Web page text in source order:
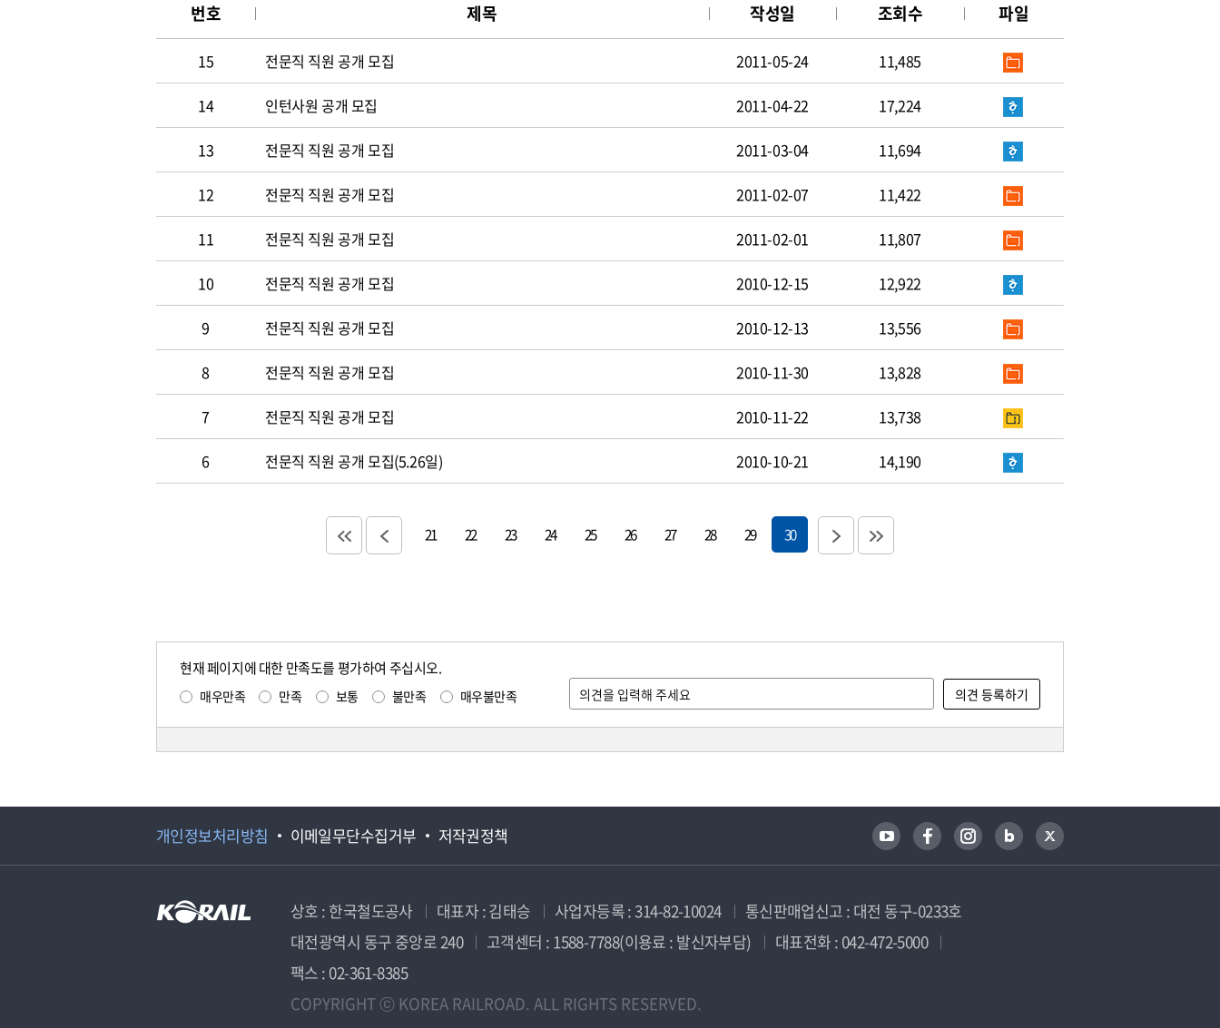
번호 제목 작성일 조회수 파일
15 전문직 직원 공개 모집 2011-05-24 11,485
14 인턴사원 공개 모집 2011-04-22 17,224
13 전문직 직원 공개 모집 2011-03-04 11,694
12 전문직 직원 공개 모집 2011-02-07 11,422
11 전문직 직원 공개 모집 2011-02-01 11,807
10 전문직 직원 공개 모집 2010-12-15 12,922
9 전문직 직원 공개 모집 2010-12-13 13,556
8 전문직 직원 공개 모집 2010-11-30 13,828
7 전문직 직원 공개 모집 2010-11-22 13,738
6 전문직 직원 공개 모집(5.26일) 2010-10-21 14,190
21 22 23 24 25 26 27 28 29 30
현재 페이지에 대한 만족도를 평가하여 주십시오.
매우만족 만족 보통 불만족 매우불만족
개인정보처리방침 이메일무단수집거부 저작권정책
상호 : 한국철도공사 대표자 : 김태승 사업자등록 : 314-82-10024
통신판매업신고 : 대전 동구-0233호
대전광역시 동구 중앙로 240
고객센터 : 1588-7788(이용료 : 발신자부담)
대표전화 : 042-472-5000
팩스 : 02-361-8385
COPYRIGHT ⓒ KOREA RAILROAD. ALL RIGHTS RESERVED.